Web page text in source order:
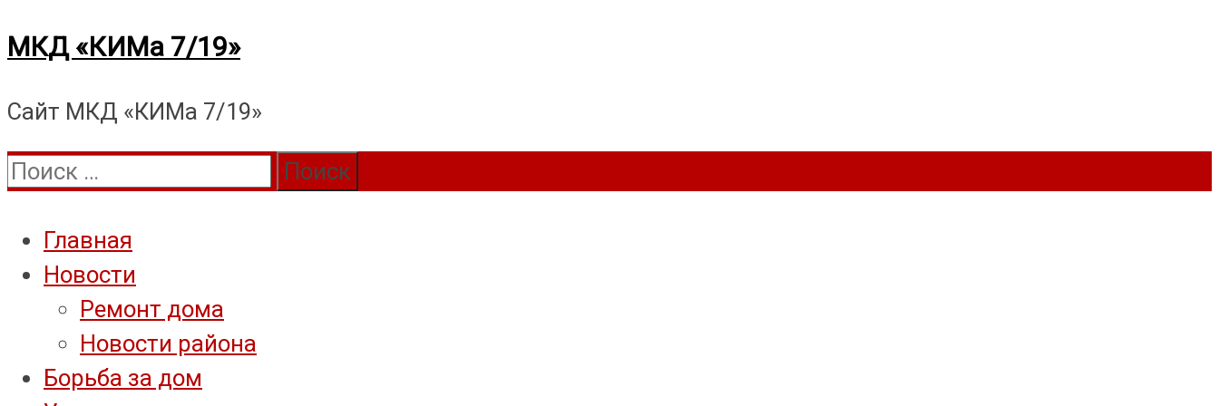
Перейти
содержимому
МКД «КИМа 7/19»
Сайт МКД «КИМа 7/19»
Поиск:
Главная
Новости
Ремонт дома
Новости района
Борьба за дом